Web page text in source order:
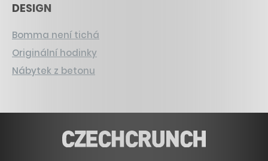
DESIGN
Bomma není tichá
Originální hodinky
Nábytek z betonu